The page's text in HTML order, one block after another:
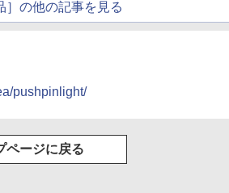
］の他の記事を見る
pushpinlight/
ページに戻る